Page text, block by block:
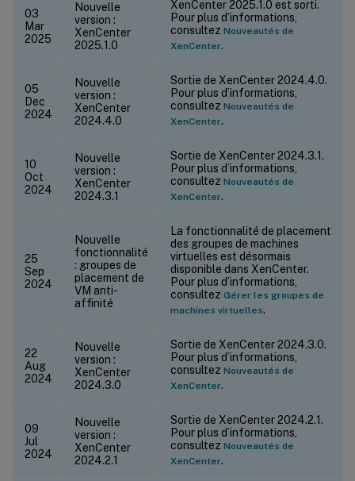
03
Mar
2025
Nouvelle
version :
XenCenter
2025.1.0
XenCenter 2025.1.0 est sorti.
Pour plus d’informations,
consultez Nouveautés de
XenCenter.
05
Dec
2024
Nouvelle
version :
XenCenter
2024.4.0
Sortie de XenCenter 2024.4.0.
Pour plus d’informations,
consultez Nouveautés de
XenCenter.
10
Oct
2024
Nouvelle
version :
XenCenter
2024.3.1
Sortie de XenCenter 2024.3.1.
Pour plus d’informations,
consultez Nouveautés de
XenCenter.
25
Sep
2024
Nouvelle
fonctionnalité
: groupes de
placement de
VM anti-
affinité
La fonctionnalité de placement
des groupes de machines
virtuelles est désormais
disponible dans XenCenter.
Pour plus d’informations,
consultez Gérer les groupes de
machines virtuelles.
22
Aug
2024
Nouvelle
version :
XenCenter
2024.3.0
Sortie de XenCenter 2024.3.0.
Pour plus d’informations,
consultez Nouveautés de
XenCenter.
09
Jul
2024
Nouvelle
version :
XenCenter
2024.2.1
Sortie de XenCenter 2024.2.1.
Pour plus d’informations,
consultez Nouveautés de
XenCenter.